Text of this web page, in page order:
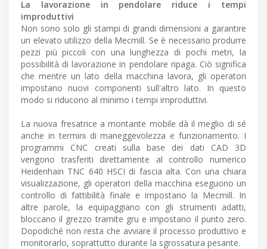
La lavorazione in pendolare riduce i tempi
improduttivi
Non sono solo gli stampi di grandi dimensioni a garantire
un elevato utilizzo della Mecmill. Se è necessario produrre
pezzi più piccoli con una lunghezza di pochi metri, la
possibilità di lavorazione in pendolare ripaga. Ciò significa
che mentre un lato della macchina lavora, gli operatori
impostano nuovi componenti sull'altro lato. In questo
modo si riducono al minimo i tempi improduttivi.
La nuova fresatrice a montante mobile dà il meglio di sé
anche in termini di maneggevolezza e funzionamento. I
programmi CNC creati sulla base dei dati CAD 3D
vengono trasferiti direttamente al controllo numerico
Heidenhain TNC 640 HSCI di fascia alta. Con una chiara
visualizzazione, gli operatori della macchina eseguono un
controllo di fattibilità finale e impostano la Mecmill. In
altre parole, la equipaggiano con gli strumenti adatti,
bloccano il grezzo tramite gru e impostano il punto zero.
Dopodiché non resta che avviare il processo produttivo e
monitorarlo, soprattutto durante la sgrossatura pesante.